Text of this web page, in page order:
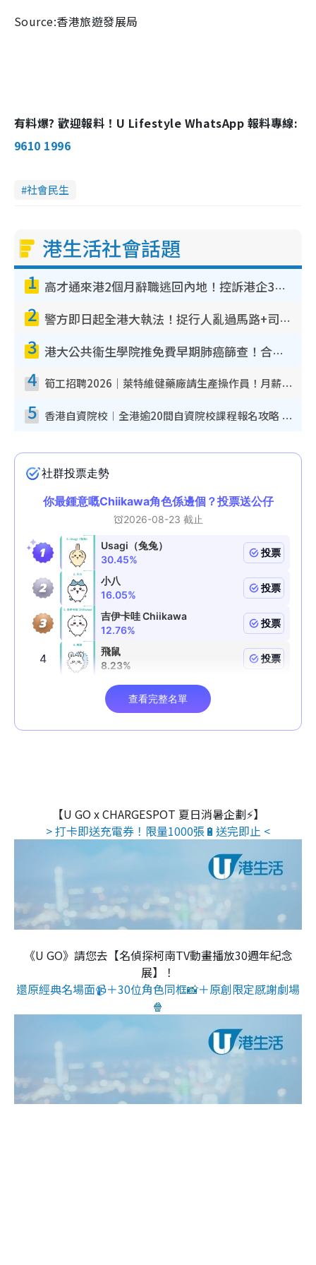
Source:香港旅遊發展局
有料爆? 歡迎報料！U Lifestyle WhatsApp 報料專線:
9610 1996
社會民生
港生活社會話題
1 高才通來港2個月辭職逃回內地！控訴港企3宗罪 歎微管理極窒息
2 警方即日起全港大執法！捉行人亂過馬路+司機不專注駕駛！亂過馬路罰$2000
3 港大公共衞生學院推免費早期肺癌篩查！合資格人士將獲全額資助定期血液化驗／電腦斷層掃描／風險評估
4 筍工招聘2026｜萊特維健藥廠請生產操作員！月薪高達$1.7萬 冷氣廠房/五天工作/保證雙糧
5 香港自資院校︱全港逾20間自資院校課程報名攻略 留位費可退/申請日期/報名連結
【U GO x CHARGESPOT 夏日消暑企劃⚡】
> 打卡即送充電券！限量1000張🔋送完即止 <
《U GO》請您去【名偵探柯南TV動畫播放30週年紀念
展】！
還原經典名場面📹＋30位角色同框📸＋原創限定感謝劇場
🍿